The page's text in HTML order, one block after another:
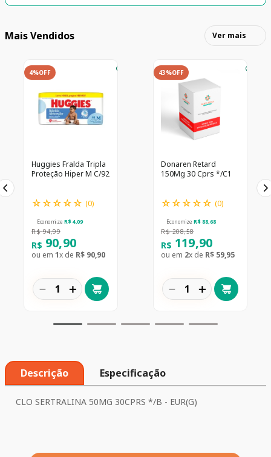
Mais Vendidos Ver mais
4%OFF
Huggies Fralda Tripla
Proteção Hiper M C/92
☆☆☆☆☆ (0)
Economize R$ 4,09
R$ 94,99
R$ 90,90
ou em 1x de R$ 90,90
＋
－
43%OFF
Donaren Retard
150Mg 30 Cprs */C1
☆☆☆☆☆ (0)
Economize R$ 88,68
R$ 208,58
R$ 119,90
ou em 2x de R$ 59,95
＋
－
Descrição Especificação
CLO SERTRALINA 50MG 30CPRS */B - EUR(G)